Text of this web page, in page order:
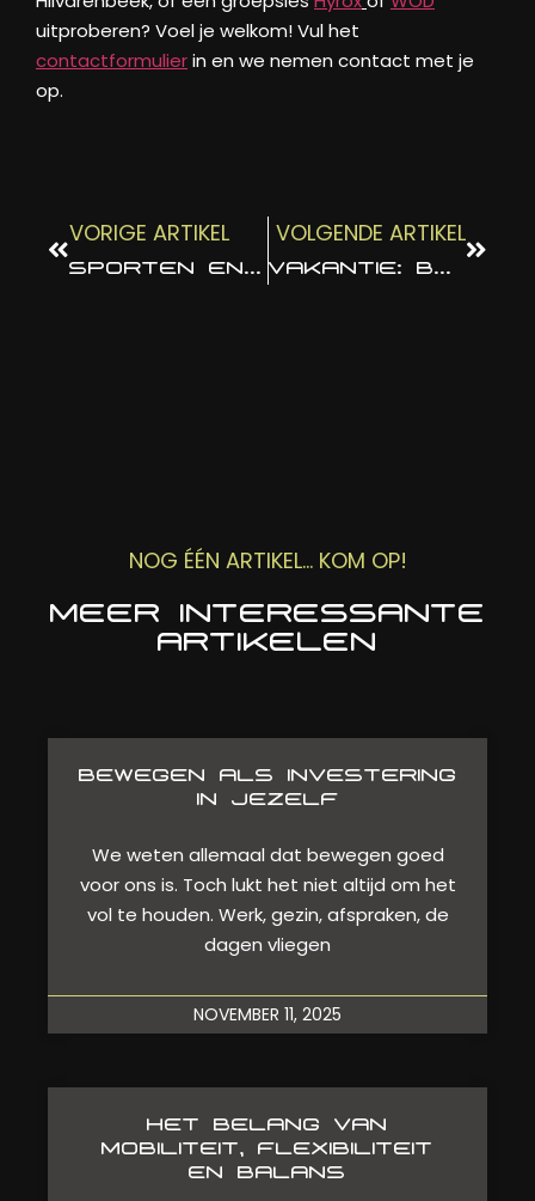
uitproberen? Voel je welkom! Vul het
contactformulierin en we nemen contact met je
op.
VORIGE ARTIKEL
SPORTEN EN GEZONDE VOEDING VOOR IEDEREEN
VOLGENDE ARTIKEL
VAKANTIE: BALANS TUSSEN ROUTINES LOSLATEN EN FIT BLIJVEN
NOG ÉÉN ARTIKEL... KOM OP!
MEER INTERESSANTE
ARTIKELEN
BEWEGEN ALS INVESTERING
IN JEZELF
We weten allemaal dat bewegen goed
voor ons is. Toch lukt het niet altijd om het
vol te houden. Werk, gezin, afspraken, de
dagen vliegen
NOVEMBER 11, 2025
HET BELANG VAN
MOBILITEIT, FLEXIBILITEIT
EN BALANS